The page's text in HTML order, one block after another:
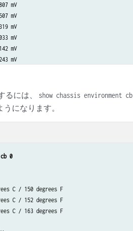
MB
percent
0 percent
0 percent
0 percent
RE-S-1300
1000694976
2007-06-19 14:17:00 PDT
mV
mV
mV
mV
mV
mV
mV
mV
mV
Standby
C / 104 degrees F
るには、 show chassis environment cb
になります。
0
C / 150 degrees F
C / 152 degrees F
C / 163 degrees F